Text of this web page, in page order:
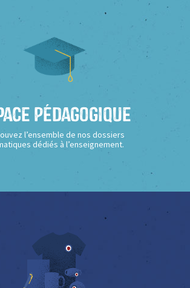
Pédagogique
l’ensemble de nos dossiers
dédiés à l’enseignement.